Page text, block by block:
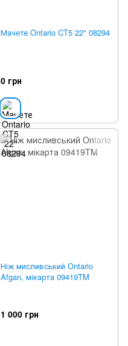
Мачете Ontario CT5 22" 08294
0 грн
Ніж мисливський Ontario
Afgan, мікарта 09419TM
1 000 грн